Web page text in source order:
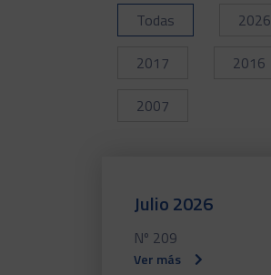
Todas 2026
2017
2016
2007
Julio 2026
Nº 209
Ver más